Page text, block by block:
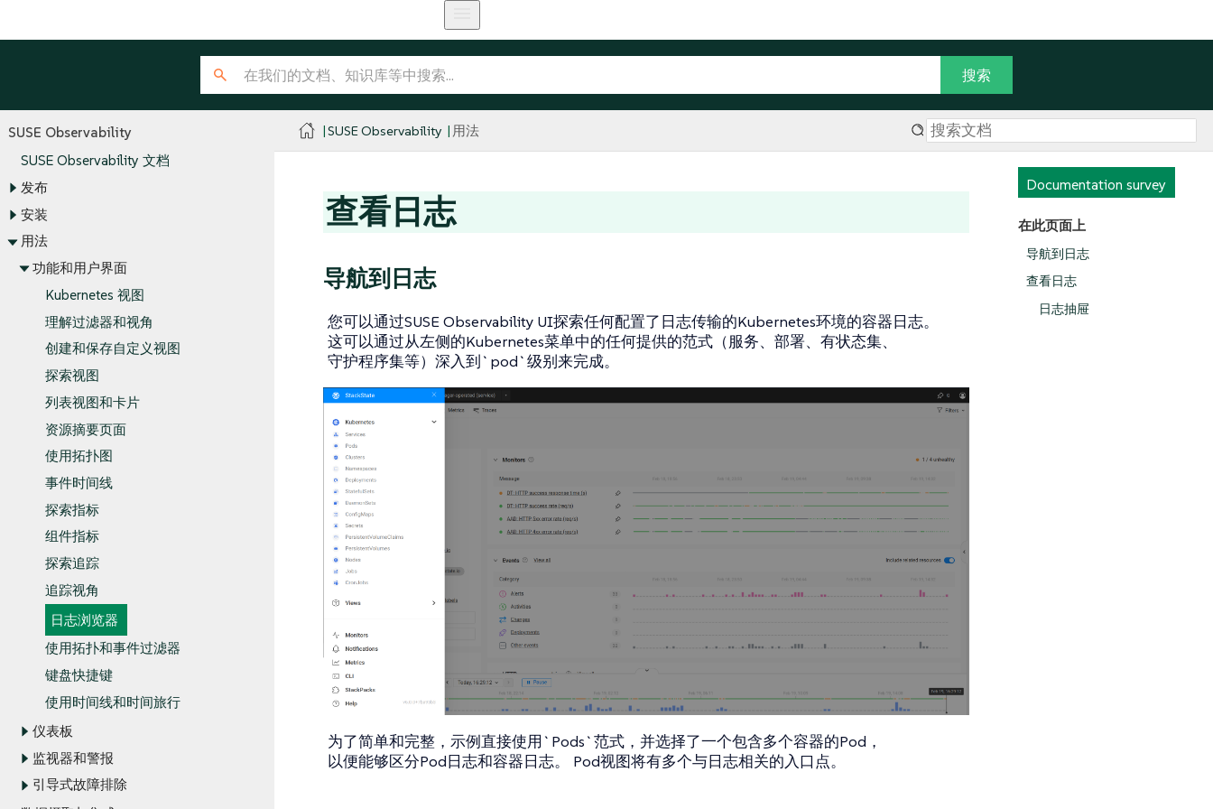
SUSE Observability
SUSE Observability 文档
发布
安装
用法
功能和用户界面
Kubernetes 视图
理解过滤器和视角
创建和保存自定义视图
探索视图
列表视图和卡片
资源摘要页面
使用拓扑图
事件时间线
探索指标
组件指标
探索追踪
追踪视角
日志浏览器
使用拓扑和事件过滤器
键盘快捷键
使用时间线和时间旅行
仪表板
监视器和警报
引导式故障排除
SUSE Observability 用法
Documentation survey
在此页面上
导航到日志
查看日志
日志抽屉
查看日志
导航到日志
您可以通过SUSE Observability UI探索任何配置了日志传输的Kubernetes环境的容器日志。
这可以通过从左侧的Kubernetes菜单中的任何提供的范式（服务、部署、有状态集、
守护程序集等）深入到`pod`级别来完成。
为了简单和完整，示例直接使用`Pods`范式，并选择了一个包含多个容器的Pod，
以便能够区分Pod日志和容器日志。 Pod视图将有多个与日志相关的入口点。